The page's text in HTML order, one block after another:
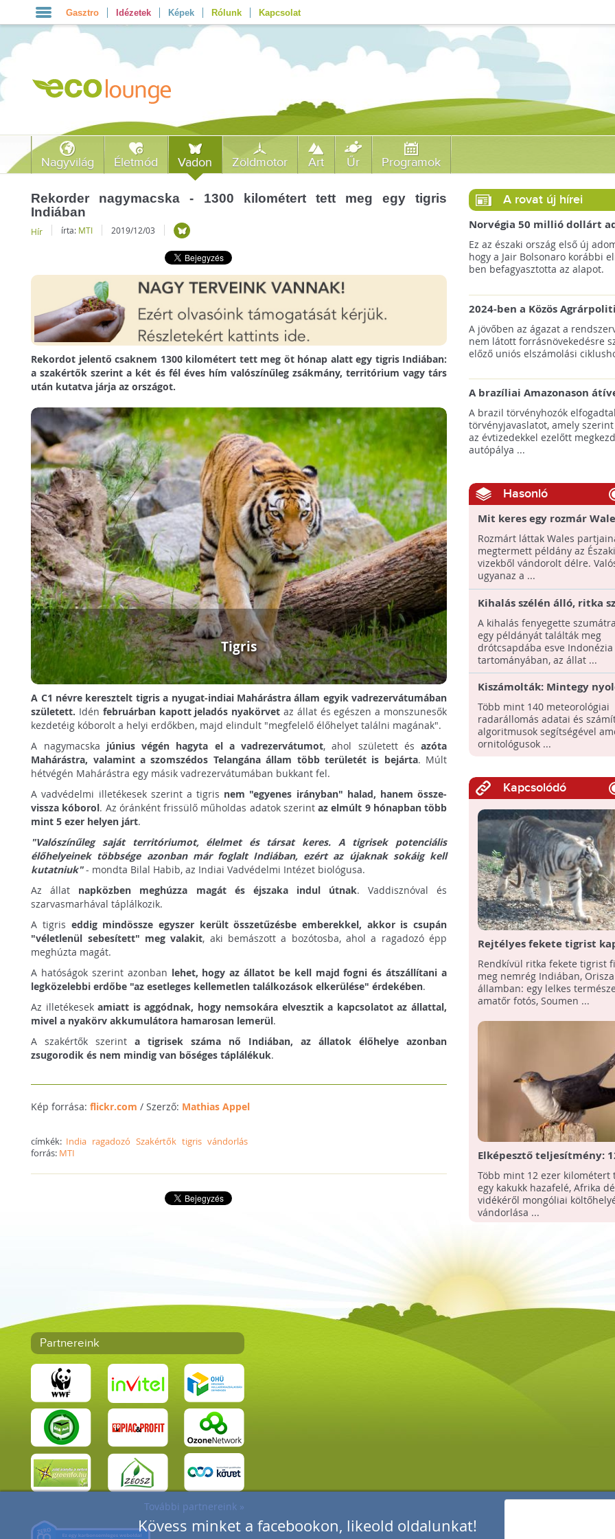
Kövess minket a facebookon, likeold oldalunkat!
Gasztro Idézetek Képek Rólunk Kapcsolat
Nagyvilág Életmód Vadon Zöldmotor Art Űr Programok
Rekorder nagymacska - 1300 kilométert tett meg egy tigris
Indiában
Hír írta: MTI 2019/12/03
Rekordot jelentő csaknem 1300 kilométert tett meg öt hónap alatt egy tigris Indiában:
a szakértők szerint a két és fél éves hím valószínűleg zsákmány, territórium vagy társ
után kutatva járja az országot.
Tigris
A C1 névre keresztelt tigris a nyugat-indiai Mahárástra állam egyik vadrezervátumában
született. Idén februárban kapott jeladós nyakörvet az állat és egészen a monszunesők
kezdetéig kóborolt a helyi erdőkben, majd elindult "megfelelő élőhelyet találni magának".
A nagymacska június végén hagyta el a vadrezervátumot, ahol született és azóta
Mahárástra, valamint a szomszédos Telangána állam több területét is bejárta. Múlt
hétvégén Mahárástra egy másik vadrezervátumában bukkant fel.
A vadvédelmi illetékesek szerint a tigris nem "egyenes irányban" halad, hanem össze-
vissza kóborol. Az óránként frissülő műholdas adatok szerintaz elmúlt 9 hónapban több
mint 5 ezer helyen járt.
"Valószínűleg saját territóriumot, élelmet és társat keres. A tigrisek potenciális
élőhelyeinek többsége azonban már foglalt Indiában, ezért az újaknak sokáig kell
kutatniuk"- mondta Bilal Habib, az Indiai Vadvédelmi Intézet biológusa.
Az állat napközben meghúzza magát és éjszaka indul útnak. Vaddisznóval és
szarvasmarhával táplálkozik.
A tigris eddig mindössze egyszer került összetűzésbe emberekkel, akkor is csupán
"véletlenül sebesített" meg valakit, aki bemászott a bozótosba, ahol a ragadozó épp
meghúzta magát.
A hatóságok szerint azonban lehet, hogy az állatot be kell majd fogni és átszállítani a
legközelebbi erdőbe "az esetleges kellemetlen találkozások elkerülése" érdekében.
Az illetékesekamiatt is aggódnak, hogy nemsokára elvesztik a kapcsolatot az állattal,
mivel a nyakörv akkumulátora hamarosan lemerül.
A szakértők szerinta tigrisek száma nő Indiában, az állatok élőhelye azonban
zsugorodik és nem mindig van bőséges táplálékuk.
Kép forrása:flickr.com / Szerző: Mathias Appel
címkék: India ragadozó Szakértők tigris vándorlás
forrás: MTI
A rovat új hírei
Norvégia 50 millió dollárt
a brazil Amazonas-alapnak a
erdőirtás miatt
Ez az északi ország első új
hogy a Jair Bolsonaro korábbi
ben befagyasztotta az alapot.
2024-ben a Közös
keretein belül az
pályázatok az elsők között
majd meg
A jövőben az ágazat a
nem látott forrásnövekedésre
előző uniós elszámolási
A brazíliai Amazonason
autópálya robbanásszerű
erdőirtást indíthat el
A brazil törvényhozók
törvényjavaslatot, amely
az évtizedekkel ezelőtt
autópálya ...
Hasonló
Mit keres egy rozmár
partjainál?
Rozmárt láttak Wales
megtermett példány az
vizekből vándorolt délre.
ugyanaz a ...
Kihalás szélén álló, ritka
tigris pusztult el egy
A kihalás fenyegette
egy példányát találták meg
drótcsapdába esve Indonézia
tartományában, az állat ...
Kiszámolták: Mintegy
madár vándorol ősszel az
Államok légterében
Több mint 140 meteorológiai
radarállomás adatai és
algoritmusok segítségével
ornitológusok ...
Kapcsolódó
Rejtélyes fekete tigrist
lencsevégre Indiában
Rendkívül ritka fekete tigrist
meg nemrég Indiában, Orisza
államban: egy lelkes
amatőr fotós, Soumen ...
Elképesztő teljesítmény:
kilométert tett meg egy
vándorlása során
Több mint 12 ezer kilométert
egy kakukk hazafelé, Afrika
vidékéről mongóliai
vándorlása ...
Partnereink
További partnereink »